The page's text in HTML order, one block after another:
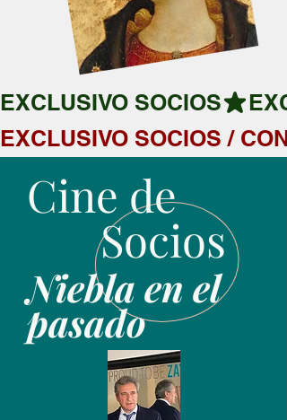
EXCLUSIVO SOCIOS
EXCLUSIVO SOCIOS /
Socios
Cine de
Niebla en el
pasado